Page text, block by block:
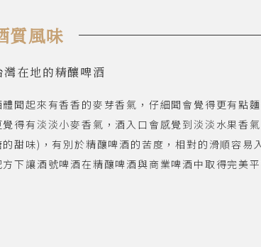
質風味
灣在地的精釀啤酒
體聞起來有香香的麥芽香氣，仔細聞會覺得更有點
覺得有淡淡小麥香氣，酒入口會感覺到淡淡水果香
的甜味)，有別於精釀啤酒的苦度，相對的滑順容易
方下讓酒號啤酒在精釀啤酒與商業啤酒中取得完美平